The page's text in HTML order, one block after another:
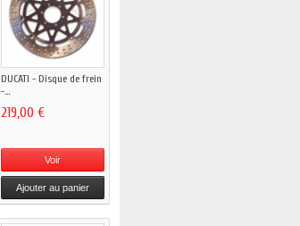
DUCATI - Disque de frein
-...
219,00 €
Voir
Ajouter au panier